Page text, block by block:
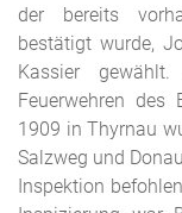
der bereits
bestätigt wurde,
Kassier
Feuerwehren
1909 in Thyrnau
Salzweg und
Inspektion